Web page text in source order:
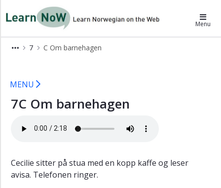
LearnNoW Menu
7 C Om barnehagen
×
A
Alex
B
kontoret
D
Første
dag
MENU
7C Om barnehagen
Cecilie sitter på stua med en kopp kaffe og leser
avisa. Telefonen ringer.